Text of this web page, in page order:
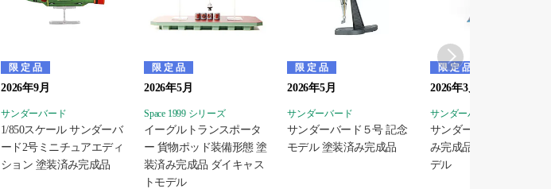
限定品
2026年9月
サンダーバード
1/850スケール サンダーバ
ード2号ミニチュアエディ
ション 塗装済み完成品
限定品
2026年5月
Space 1999 シリーズ
イーグルトランスポータ
ー 貨物ポッド装備形態 塗
装済み完成品 ダイキャス
トモデル
限定品
2026年5月
サンダーバード
サンダーバード５号 記念
モデル 塗装済み完成品
限定品
2026年3月
サンダーバード
サンダーバード1号 塗装
み完成品 ダイキャストモ
デル